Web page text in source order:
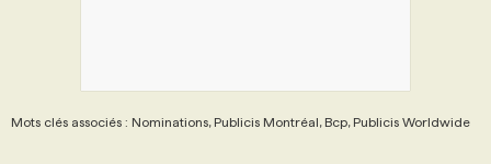
Mots clés associés : Nominations, Publicis Montréal, Bcp, Publicis Worldwide